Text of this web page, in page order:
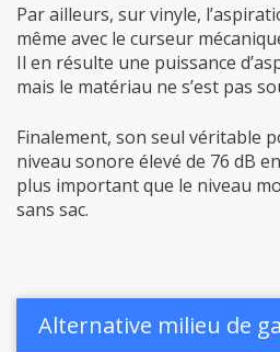
Par ailleurs, sur vinyle,
même avec le curseur
Il en résulte une puissance
mais le matériau ne s’est pas
Finalement, son seul véritable
niveau sonore élevé de 76 dB
plus important que le niveau
sans sac.
Alternative milieu de